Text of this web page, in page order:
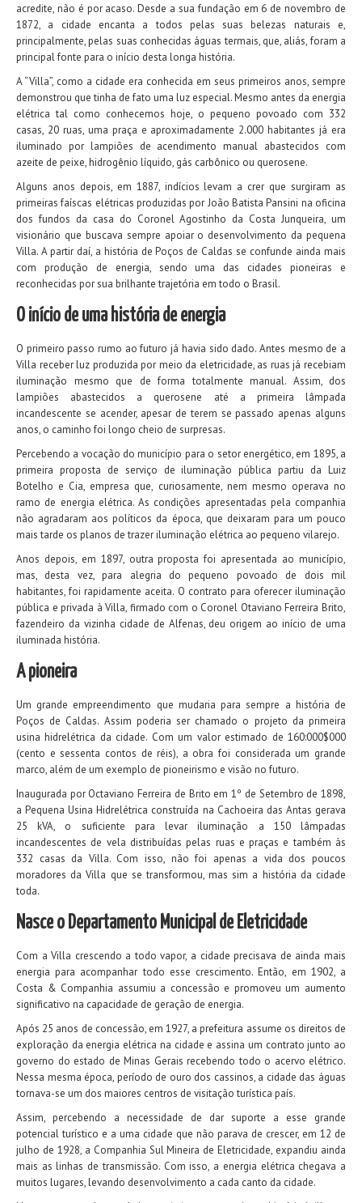
acredite, não é por acaso. Desde a sua fundação em 6 de novembro de
1872, a cidade encanta a todos pelas suas belezas naturais e,
principalmente, pelas suas conhecidas águas termais, que, aliás, foram a
principal fonte para o início desta longa história.
A “Villa”, como a cidade era conhecida em seus primeiros anos, sempre
demonstrou que tinha de fato uma luz especial. Mesmo antes da energia
elétrica tal como conhecemos hoje, o pequeno povoado com 332
casas, 20 ruas, uma praça e aproximadamente 2.000 habitantes já era
iluminado por lampiões de acendimento manual abastecidos com
azeite de peixe, hidrogênio líquido, gás carbônico ou querosene.
Alguns anos depois, em 1887, indícios levam a crer que surgiram as
primeiras faíscas elétricas produzidas por João Batista Pansini na oficina
dos fundos da casa do Coronel Agostinho da Costa Junqueira, um
visionário que buscava sempre apoiar o desenvolvimento da pequena
Villa. A partir daí, a história de Poços de Caldas se confunde ainda mais
com produção de energia, sendo uma das cidades pioneiras e
reconhecidas por sua brilhante trajetória em todo o Brasil.
O início de uma história de energia
O primeiro passo rumo ao futuro já havia sido dado. Antes mesmo de a
Villa receber luz produzida por meio da eletricidade, as ruas já recebiam
iluminação mesmo que de forma totalmente manual. Assim, dos
lampiões abastecidos a querosene até a primeira lâmpada
incandescente se acender, apesar de terem se passado apenas alguns
anos, o caminho foi longo cheio de surpresas.
Percebendo a vocação do município para o setor energético, em 1895, a
primeira proposta de serviço de iluminação pública partiu da Luiz
Botelho e Cia, empresa que, curiosamente, nem mesmo operava no
ramo de energia elétrica. As condições apresentadas pela companhia
não agradaram aos políticos da época, que deixaram para um pouco
mais tarde os planos de trazer iluminação elétrica ao pequeno vilarejo.
Anos depois, em 1897, outra proposta foi apresentada ao município,
mas, desta vez, para alegria do pequeno povoado de dois mil
habitantes, foi rapidamente aceita. O contrato para oferecer iluminação
pública e privada à Villa, firmado com o Coronel Otaviano Ferreira Brito,
fazendeiro da vizinha cidade de Alfenas, deu origem ao início de uma
iluminada história.
A pioneira
Um grande empreendimento que mudaria para sempre a história de
Poços de Caldas. Assim poderia ser chamado o projeto da primeira
usina hidrelétrica da cidade. Com um valor estimado de 160:000$000
(cento e sessenta contos de réis), a obra foi considerada um grande
marco, além de um exemplo de pioneirismo e visão no futuro.
Inaugurada por Octaviano Ferreira de Brito em 1º de Setembro de 1898,
a Pequena Usina Hidrelétrica construída na Cachoeira das Antas gerava
25 kVA, o suficiente para levar iluminação a 150 lâmpadas
incandescentes de vela distribuídas pelas ruas e praças e também às
332 casas da Villa. Com isso, não foi apenas a vida dos poucos
moradores da Villa que se transformou, mas sim a história da cidade
toda.
Nasce o Departamento Municipal de Eletricidade
Com a Villa crescendo a todo vapor, a cidade precisava de ainda mais
energia para acompanhar todo esse crescimento. Então, em 1902, a
Costa & Companhia assumiu a concessão e promoveu um aumento
significativo na capacidade de geração de energia.
Após 25 anos de concessão, em 1927, a prefeitura assume os direitos de
exploração da energia elétrica na cidade e assina um contrato junto ao
governo do estado de Minas Gerais recebendo todo o acervo elétrico.
Nessa mesma época, período de ouro dos cassinos, a cidade das águas
tornava-se um dos maiores centros de visitação turística país.
Assim, percebendo a necessidade de dar suporte a esse grande
potencial turístico e a uma cidade que não parava de crescer, em 12 de
julho de 1928, a Companhia Sul Mineira de Eletricidade, expandiu ainda
mais as linhas de transmissão. Com isso, a energia elétrica chegava a
muitos lugares, levando desenvolvimento a cada canto da cidade.